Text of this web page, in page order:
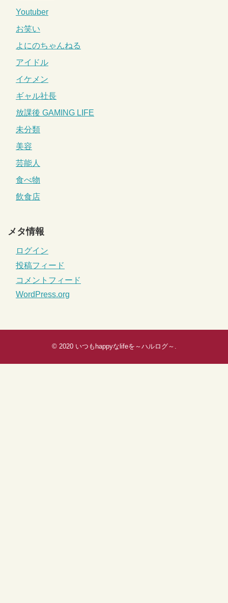
Youtuber
お笑い
よにのちゃんねる
アイドル
イケメン
ギャル社長
放課後 GAMING LIFE
未分類
美容
芸能人
食べ物
飲食店
メタ情報
ログイン
投稿フィード
コメントフィード
WordPress.org
© 2020 いつもhappyなlifeを～ハルログ～